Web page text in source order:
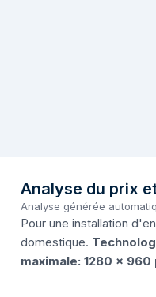
Analyse du prix
Analyse générée
Pour une installation
domestique.
maximale: 1280 x 960